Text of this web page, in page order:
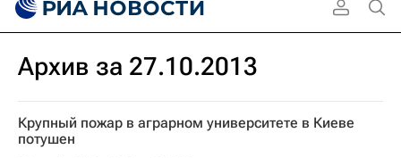
Архив за 27.10.2013
Крупный пожар в аграрном университете в Киеве
потушен